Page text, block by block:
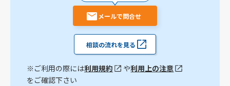
メールで問合せ
相談の流れを見る
※ご利用の際には利用規約 や利用上の注意
をご確認下さい